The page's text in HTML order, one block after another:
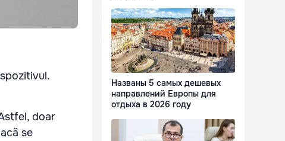
doar
se
Названы 5 самых дешевых
направлений Европы для
отдыха в 2026 году